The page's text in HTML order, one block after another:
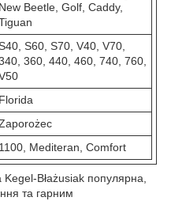
New Beetle, Golf, Caddy,
S60, S70, V40, V70,
360, 440, 460, 740, 760,
Florida
1100, Mediteran, Comfort
Kegel-Błażusiak популярна,
та гарним